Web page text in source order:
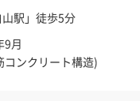
山駅 」徒歩5分
9月
コンクリート構造)